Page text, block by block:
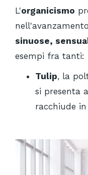
L'organicismo
sinuose,
esempi fra tanti:
Tulip, la
si presenta
racchiude